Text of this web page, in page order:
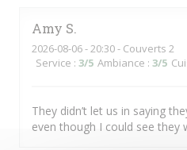
Amy S
2026-08-06- 20:30 - Couverts 2
Service : 3/5 Ambiance : 3/5
They didn’t let us in saying
even though I could see they